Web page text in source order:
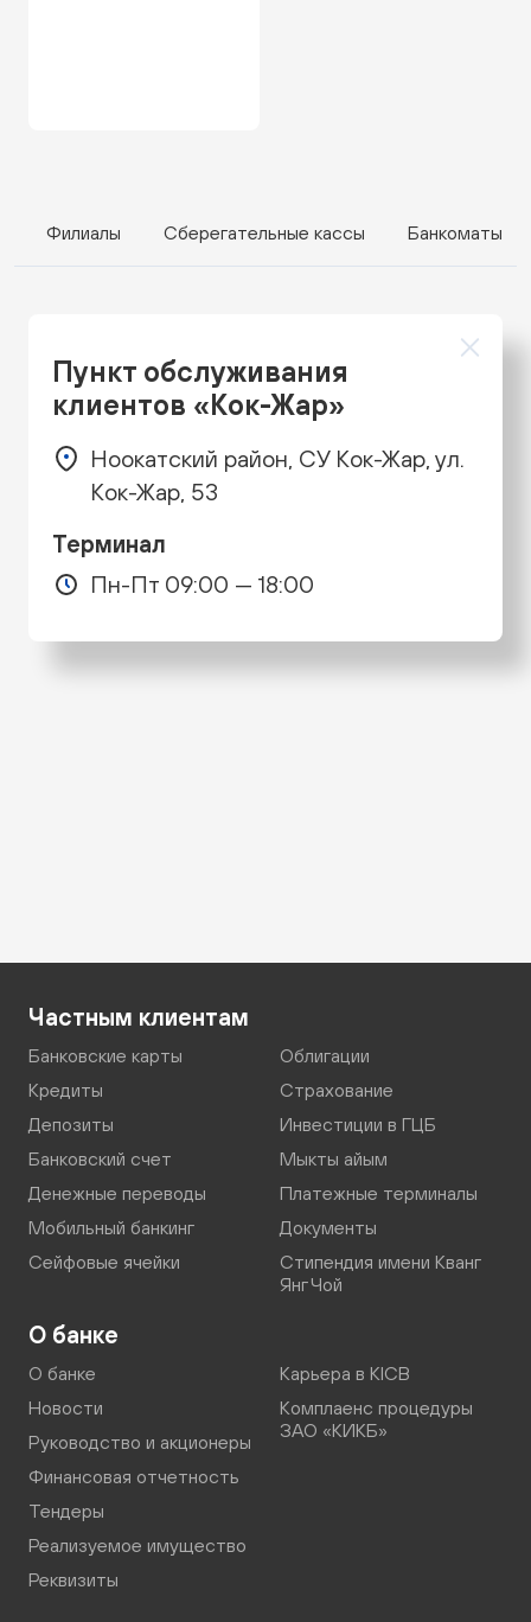
Филиалы Сберегательные кассы Банкоматы
Пункт обслуживания
клиентов «Кок-Жар»
Ноокатский район, СУ Кок-Жар, ул.
Кок-Жар, 53
Терминал
Пн-Пт 09:00 — 18:00
Частным клиентам
Банковские карты
Кредиты
Депозиты
Банковский счет
Денежные переводы
Мобильный банкинг
Сейфовые ячейки
Облигации
Страхование
Инвестиции в ГЦБ
Мыкты айым
Платежные терминалы
Документы
Стипендия имени Кванг
Янг Чой
О банке
О банке
Новости
Руководство и акционеры
Финансовая отчетность
Тендеры
Реализуемое имущество
Реквизиты
Карьера в KICB
Комплаенс процедуры
ЗАО «КИКБ»